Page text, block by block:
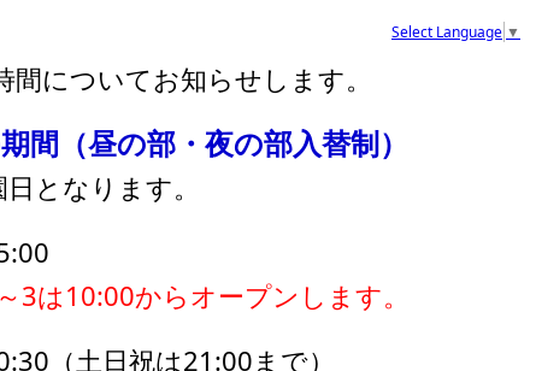
Select Language ▼
についてお知らせします。
（昼の部・夜の部入替制）
となります。
は10:00からオープンします。
（土日祝は21:00まで）